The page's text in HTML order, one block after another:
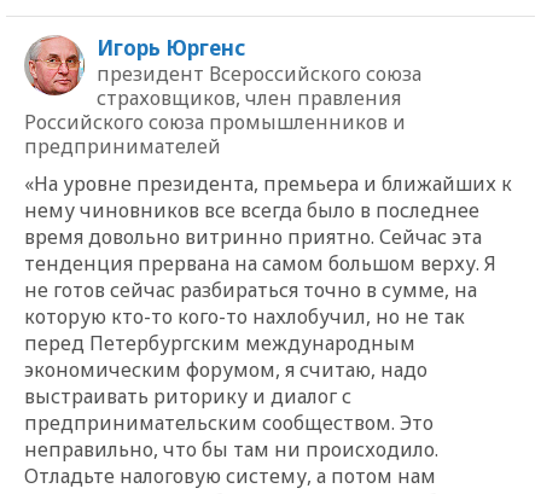
Игорь Юргенс
президент Всероссийского союза
страховщиков, член правления
Российского союза промышленников и
предпринимателей
«На уровне президента, премьера и ближайших к
нему чиновников все всегда было в последнее
время довольно витринно приятно. Сейчас эта
тенденция прервана на самом большом верху. Я
не готов сейчас разбираться точно в сумме, на
которую кто-то кого-то нахлобучил, но не так
перед Петербургским международным
экономическим форумом, я считаю, надо
выстраивать риторику и диалог с
предпринимательским сообществом. Это
неправильно, что бы там ни происходило.
Отладьте налоговую систему, а потом нам